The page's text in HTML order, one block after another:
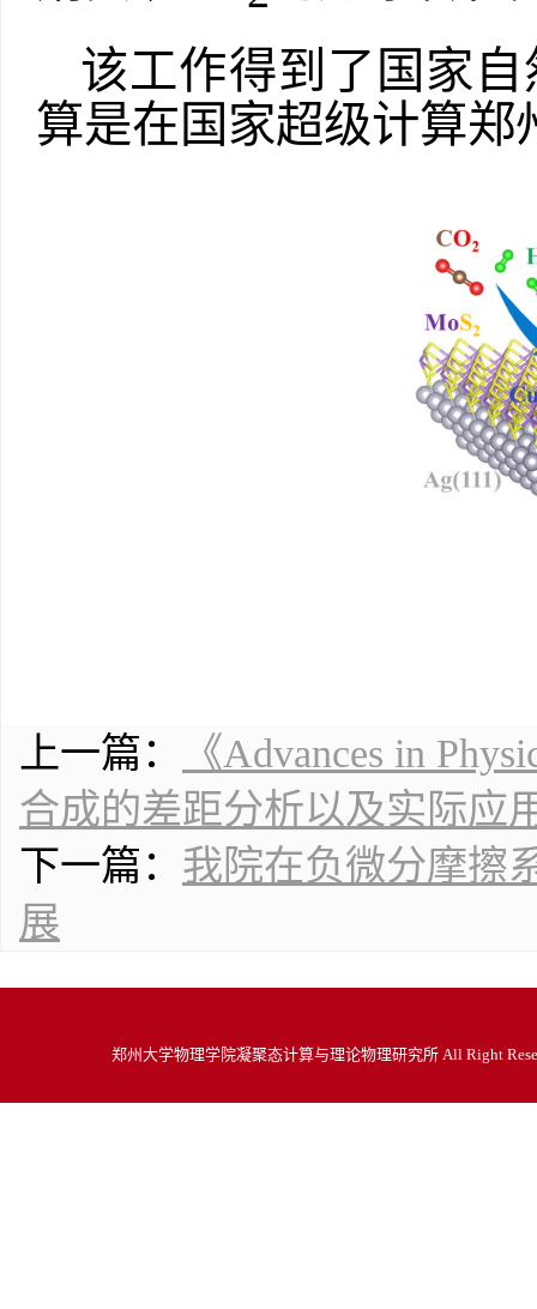
该工作得到了国家
算是在国家超级计算郑
上一篇：
《Advances in
合成的差距分析以及实际应
下一篇： 我院在负微分摩擦
展
郑州大学物理学院凝聚态计算与理论物理研究所 All Right